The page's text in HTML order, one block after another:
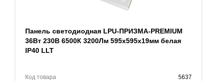
Панель светодиодная LPU-ПРИЗМА-PREMIUM
36Вт 230В 6500К 3200Лм 595х595х19мм белая
IP40 LLT
Код товара
5637